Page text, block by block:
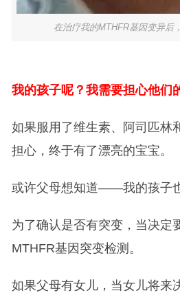
在治疗我的MTHFR基因变异后
我的孩子呢？我需要担心他们
如果服用了维生素、阿司匹林
担心，终于有了漂亮的宝宝。
或许父母想知道——我的孩子
为了确认是否有突变，当决定
MTHFR基因突变检测。
如果父母有女儿，当女儿将来